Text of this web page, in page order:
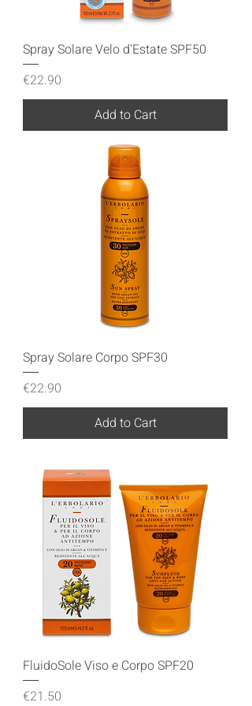
Spray Solare Velo d'Estate SPF50
Price
€22.90
Add to Cart
Spray Solare Corpo SPF30
Price
€22.90
Add to Cart
FluidoSole Viso e Corpo SPF20
Price
€21.50